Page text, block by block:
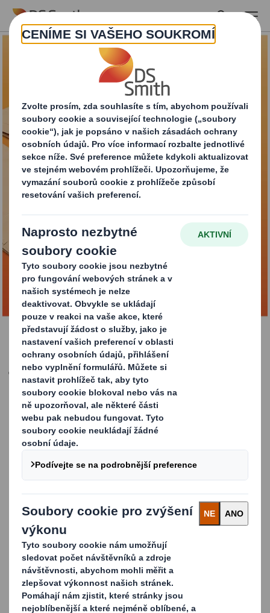
Skip to main content
Papírové obálky DS
Smith
STÁHNOUT PŘÍRUČKU
Je čas na změnu?
Je čas na změnu?
Papírové obálky DS Smith přináší řešení pro rychle se
rozvíjející svět e-commerce.
Do roku 2030 se má při doručování zboží z e-shopů s
módou použít přes 22 miliard zbytečných plastových
obalů. 74 % evropských zákazníků si přeje, aby se plasty
v online doručování přestaly používat. *Zdroj: Průzkum
DS Smith, únor 2025
Reagujeme na měnící se nákupní zvyklosti a požadavky
dynamického e-commerce trhu. Neustále vyvíjíme naše
produkty a služby, abyste byli vždy o krok napřed. Nyní
jsme do našeho portfolia přidali novou řadu vysoce
odolných papírových obálek.